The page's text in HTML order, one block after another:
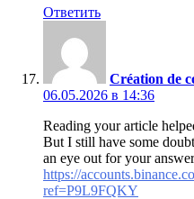
Ответить
Création de
06.05.2026 в 14:36
Reading your article
But I still have some
an eye out for your
https://
ref=P9L9FQKY